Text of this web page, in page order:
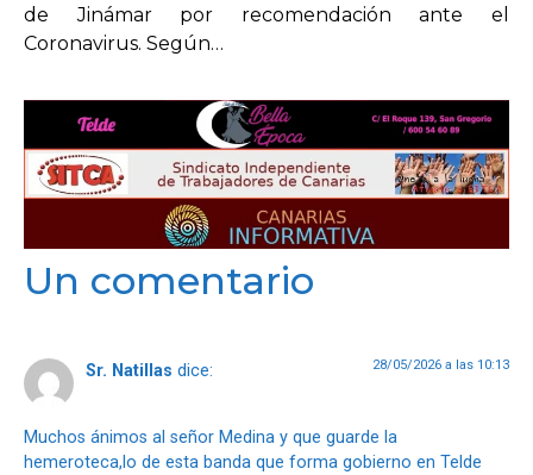
de Jinámar por recomendación ante el
Coronavirus. Según…
Un comentario
Sr. Natillas dice: 28/05/2026 a las 10:13
Muchos ánimos al señor Medina y que guarde la
hemeroteca,lo de esta banda que forma gobierno en Telde